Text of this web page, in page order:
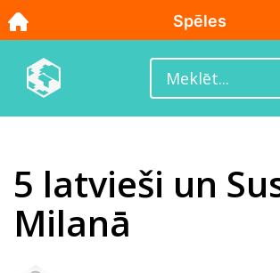
5 latvieši un
Milanā